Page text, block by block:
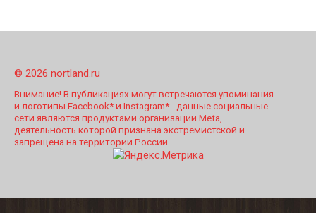
© 2026 nortland.ru
Внимание! В публикациях могут встречаются упоминания
и логотипы Facebook* и Instagram* - данные социальные
сети являются продуктами организации Meta,
деятельность которой признана экстремистской и
запрещена на территории России